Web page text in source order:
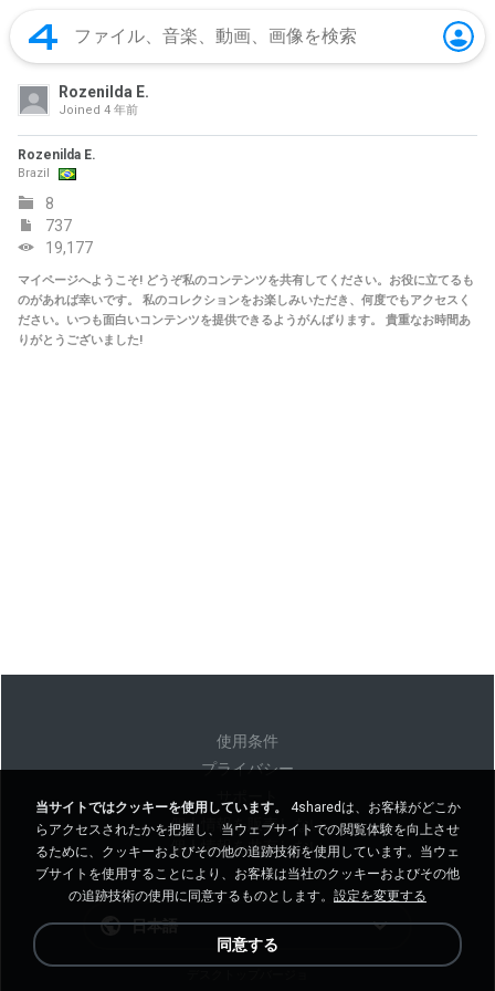
Rozenilda E.
Joined 4 年前
Rozenilda E.
Brazil
8
737
19,177
マイページへようこそ! どうぞ私のコンテンツを共有してください。お役に立てるも
のがあれば幸いです。 私のコレクションをお楽しみいただき、何度でもアクセスく
ださい。いつも面白いコンテンツを提供できるようがんばります。 貴重なお時間あ
りがとうございました!
使用条件
プライバシー
個人情報を販売しない
個人情報を共有しない
日本語
当サイトではクッキーを使用しています。
4sharedは、お客様がどこか
らアクセスされたかを把握し、当ウェブサイトでの閲覧体験を向上させ
るために、クッキーおよびその他の追跡技術を使用しています。当ウェ
ブサイトを使用することにより、お客様は当社のクッキーおよびその他
の追跡技術の使用に同意するものとします。 設定を変更する
同意する